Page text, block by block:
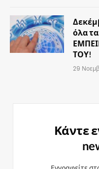
όλα
ΤΟΥ!
29
Κάντε